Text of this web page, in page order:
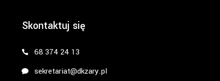
Skontaktuj się
68 374 24 13
sekretariat@dkzary.pl